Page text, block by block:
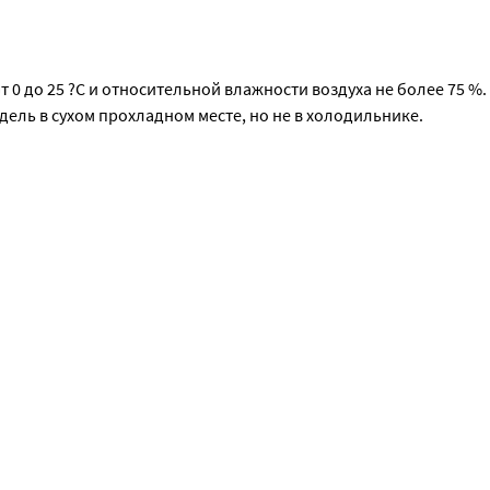
смеси служит масло из микроводорослей, а не рыбий жир,
до 25 ?С и относительной влажности воздуха не более 75 %.
в сухом прохладном месте, но не в холодильнике.